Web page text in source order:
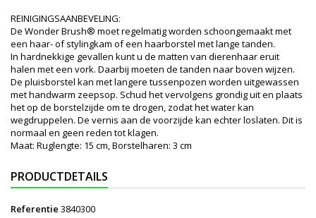
REINIGINGSAANBEVELING:
De Wonder Brush® moet regelmatig worden schoongemaakt met
een haar- of stylingkam of een haarborstel met lange tanden.
In hardnekkige gevallen kunt u de matten van dierenhaar eruit
halen met een vork. Daarbij moeten de tanden naar boven wijzen.
De pluisborstel kan met langere tussenpozen worden uitgewassen
met handwarm zeepsop. Schud het vervolgens grondig uit en plaats
het op de borstelzijde om te drogen, zodat het water kan
wegdruppelen. De vernis aan de voorzijde kan echter loslaten. Dit is
normaal en geen reden tot klagen.
Maat: Ruglengte: 15 cm, Borstelharen: 3 cm
PRODUCTDETAILS
Referentie 3840300